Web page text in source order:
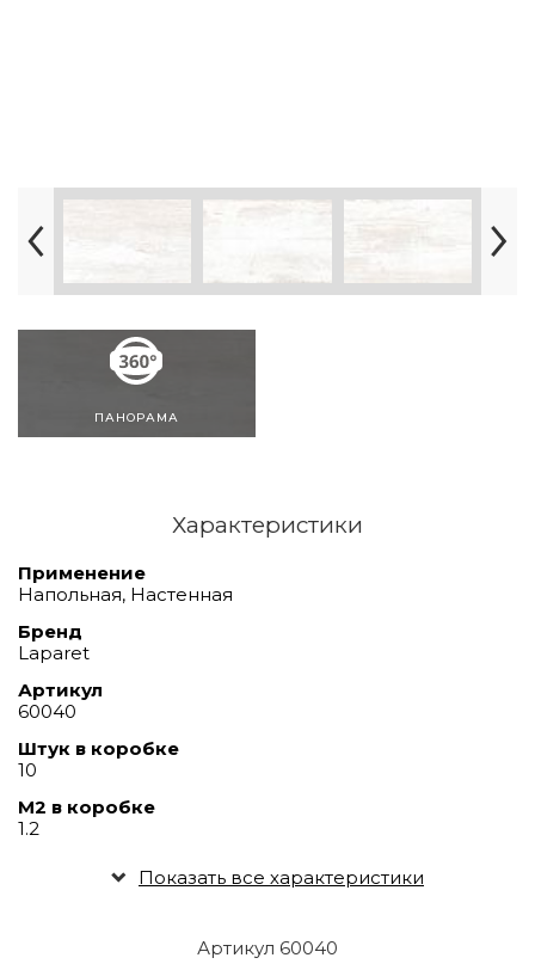
Артикул 60040
ПАНОРАМА
Характеристики
Применение
Напольная, Настенная
Бренд
Laparet
Артикул
60040
Штук в коробке
10
М2 в коробке
1.2
Показать все характеристики